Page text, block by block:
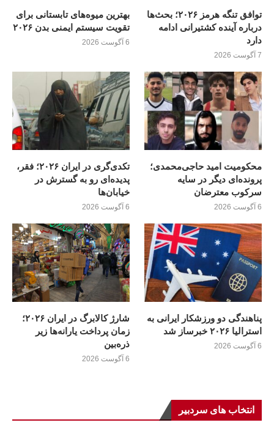
توافق تنگه هرمز ۲۰۲۶؛ بحث‌ها
درباره آینده کشتیرانی ادامه
دارد
7 آگوست 2026
بهترین میوه‌های تابستانی برای
تقویت سیستم ایمنی بدن ۲۰۲۶
6 آگوست 2026
محکومیت امید حاجی‌محمدی؛
پرونده‌ای دیگر در سایه
سرکوب معترضان
6 آگوست 2026
تکدی‌گری در ایران ۲۰۲۶؛ فقر،
پدیده‌ای رو به گسترش در
خیابان‌ها
6 آگوست 2026
پناهندگی دو ورزشکار ایرانی به
استرالیا ۲۰۲۶ خبرساز شد
6 آگوست 2026
شارژ کالابرگ در ایران ۲۰۲۶؛
زمان پرداخت یارانه‌ها زیر
ذره‌بین
6 آگوست 2026
انتخاب های سردبیر